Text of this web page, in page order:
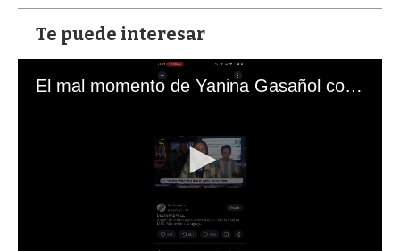
Te puede interesar
El mal momento de Yanina Gasañol con un hincha argentino en "Subrayado"